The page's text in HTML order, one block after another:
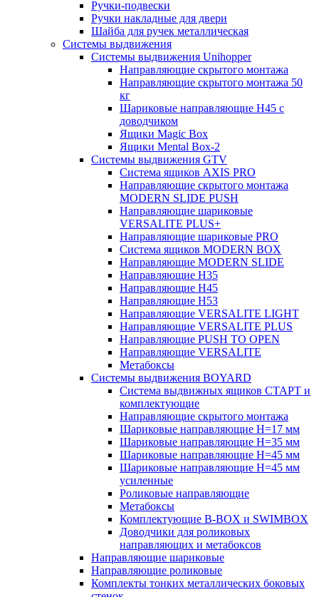
Ручки-подвески
Ручки накладные для двери
Шайба для ручек металлическая
Системы выдвижения
Системы выдвижения Unihopper
Направляющие скрытого монтажа
Направляющие скрытого монтажа 50
кг
Шариковые направляющие H45 с
доводчиком
Ящики Magic Box
Ящики Mental Box-2
Системы выдвижения GTV
Система ящиков AXIS PRO
Направляющие скрытого монтажа
MODERN SLIDE PUSH
Направляющие шариковые
VERSALITE PLUS+
Направляющие шариковые PRO
Система ящиков MODERN BOX
Направляющие MODERN SLIDE
Направляющие H35
Направляющие H45
Направляющие H53
Направляющие VERSALITE LIGHT
Направляющие VERSALITE PLUS
Направляющие PUSH TO OPEN
Направляющие VERSALITE
Метабоксы
Системы выдвижения BOYARD
Система выдвижных ящиков СТАРТ и
комплектующие
Направляющие скрытого монтажа
Шариковые направляющие H=17 мм
Шариковые направляющие H=35 мм
Шариковые направляющие H=45 мм
Шариковые направляющие H=45 мм
усиленные
Роликовые направляющие
Метабоксы
Комплектующие B-BOX и SWIMBOX
Доводчики для роликовых
направляющих и метабоксов
Направляющие шариковые
Направляющие роликовые
Комплекты тонких металлических боковых